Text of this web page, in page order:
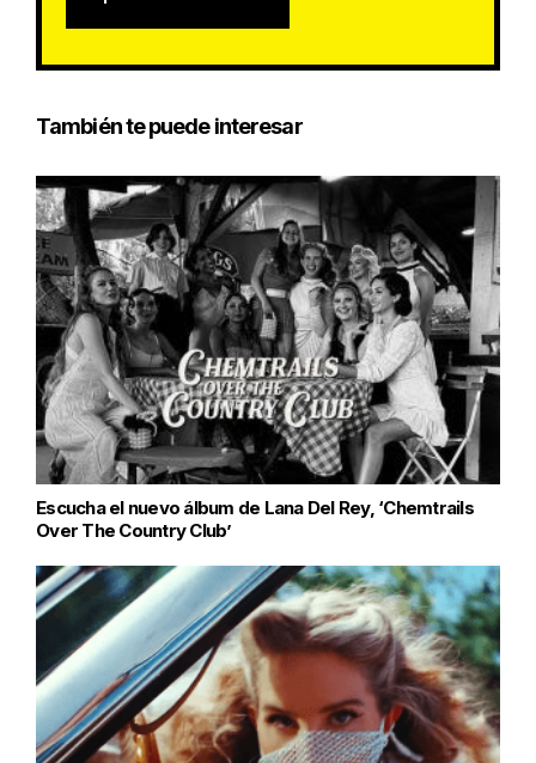
También te puede interesar
Escucha el nuevo álbum de Lana Del Rey, ‘Chemtrails
Over The Country Club’